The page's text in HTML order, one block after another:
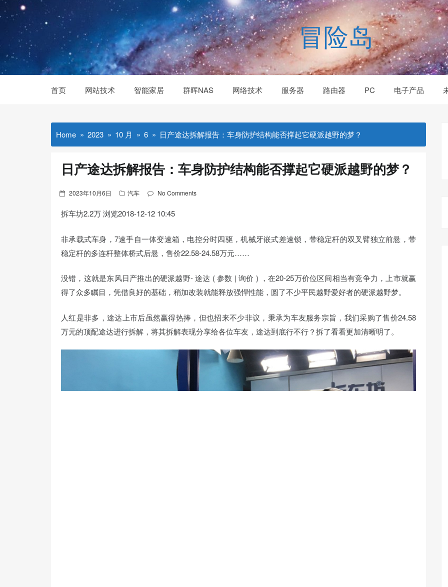
Skip
to
content
冒险岛
首页 网站技术 智能家居 群晖NAS 网络技术 服务器 路由器 PC 电子产品
Home 2023 10 月 6 日产途达拆解报告：车身防护结构能否撑起它硬派越野的梦？
日产途达拆解报告：车身防护结构能否撑起它硬派越野的梦？
Posted
2023年10月6日 汽车 No Comments
拆车坊2.2万 浏览2018-12-12 10:45
非承载式车身，7速手自一体变速箱，电控分时四驱，机械牙嵌式差速锁，带稳定杆的双叉臂独立前悬，带
稳定杆的多连杆整体桥式后悬，售价22.58-24.58万元……
没错，这就是东风日产推出的硬派越野-途达 ( 参数 | 询价 ) ，在20-25万价位区间相当有竞争力，上市就赢
得了众多瞩目，凭借良好的基础，稍加改装就能释放强悍性能，圆了不少平民越野爱好者的硬派越野梦。
人红是非多，途达上市后虽然赢得热捧，但也招来不少非议，秉承为车友服务宗旨，我们采购了售价24.58
万元的顶配途达进行拆解，将其拆解表现分享给各位车友，途达到底行不行？拆了看看更加清晰明了。